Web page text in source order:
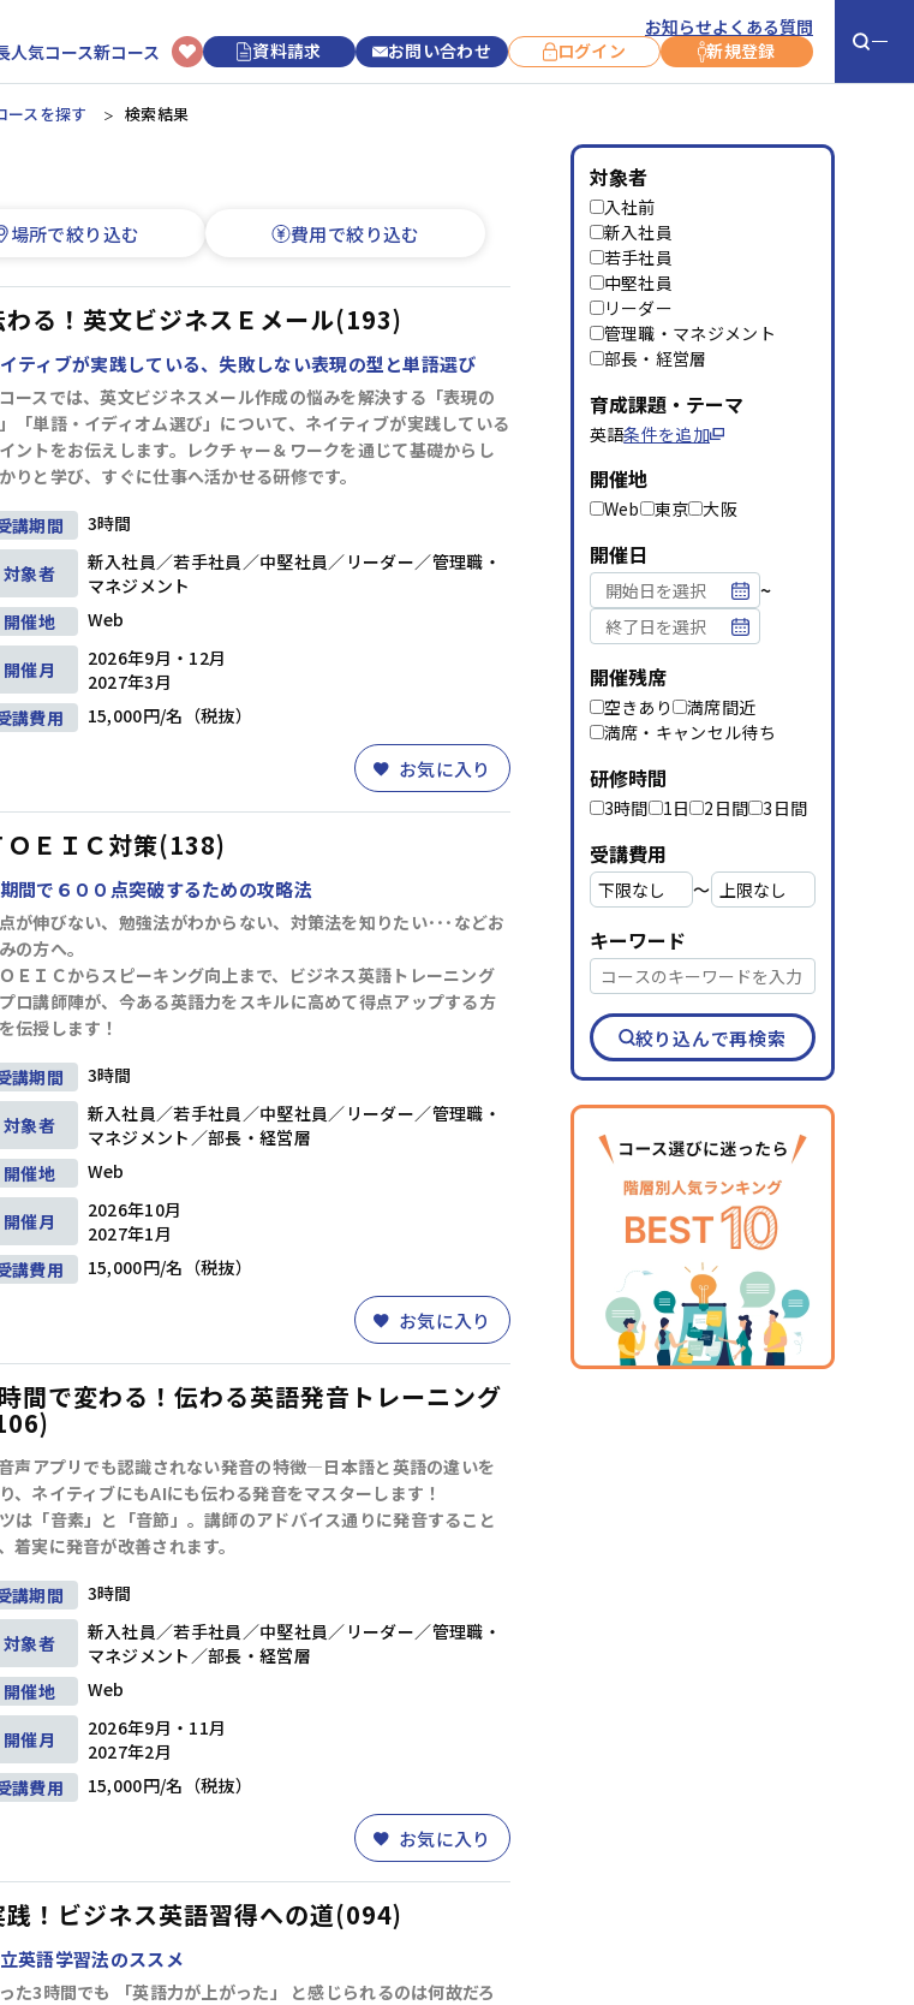
お知らせよくある質問
人気コース新コース 資料請求 お問い合わせ ログイン 新規登録
ビジネスマナー研修
キャリアデザイン研修
ル研修
キャリアデザイン研修
ル研修
アセスメント研修
キャリアデザイン研修
ル研修
層
ビジネススキル研修
修
織運営 目標管理 人材育成
析 段取り・計画
・発想
ー セルフマネジメント
プ コミュニケーション 交渉・調整
ーチング
プレゼンテーション
タイムマネジメント
マネジメント ビジネス文書・資料作成
（PC・DX)
ンス・リスク管理
ス・ハラスメント防止 英語
ツ・教養
イン
ィ＆インクルージョン
ら研修を選ぶ
ぶ
催 会場開催
へ
の流れ
コツ
問
ーについて
修
ネジメントソリューションズについて
お役立ち情報
お客さま事例
コラム
キャンペーン
ついて
よくあるご質問
資料請求
ースを探す 検索結果
場所で絞り込む 費用で絞り込む
わる！英文ビジネスＥメール(193)
ティブが実践している、失敗しない表現の型と単語選び
ースでは、英文ビジネスメール作成の悩みを解決する「表現の
「単語・イディオム選び」について、ネイティブが実践している
ントをお伝えします。レクチャー＆ワークを通じて基礎からし
りと学び、すぐに仕事へ活かせる研修です。
講期間 3時間
対象者
新入社員／若手社員／中堅社員／リーダー／管理職・
マネジメント
開催地
Web
開催月
2026年9月・12月
2027年3月
講費用
15,000円/名（税抜）
お気に入り
ＯＥＩＣ対策(138)
間で６００点突破するための攻略法
が伸びない、勉強法がわからない、対策法を知りたい･･･などお
の方へ。
ＥＩＣからスピーキング向上まで、ビジネス英語トレーニング
ロ講師陣が、今ある英語力をスキルに高めて得点アップする方
伝授します！
講期間 3時間
対象者
新入社員／若手社員／中堅社員／リーダー／管理職・
マネジメント／部長・経営層
開催地
Web
開催月
2026年10月
2027年1月
講費用
15,000円/名（税抜）
お気に入り
間で変わる！伝わる英語発音トレーニング
声アプリでも認識されない発音の特徴―日本語と英語の違いを
、ネイティブにもAIにも伝わる発音をマスターします！
は「音素」と「音節」。講師のアドバイス通りに発音すること
着実に発音が改善されます。
講期間 3時間
対象者
新入社員／若手社員／中堅社員／リーダー／管理職・
マネジメント／部長・経営層
開催地
Web
開催月
2026年9月・11月
2027年2月
講費用
15,000円/名（税抜）
お気に入り
践！ビジネス英語習得への道(094)
英語学習法のススメ
た3時間でも 「英語力が上がった」 と感じられるのは何故だろ
対象者
入社前
新入社員
若手社員
中堅社員
リーダー
管理職・マネジメント
部長・経営層
育成課題・テーマ
英語条件を追加
開催地
Web 東京 大阪
開催日
~
開催残席
空きあり
満席間近
満席・キャンセル待ち
研修時間
3時間 1日 2日間 3日間
受講費用
〜
キーワード
絞り込んで再検索
(5) 営業・サービス